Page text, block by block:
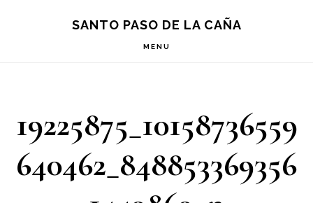
principal
lateral
principal
SANTO PASO DE LA CAÑA
MENU
19225875_10158736559
640462_848853369356